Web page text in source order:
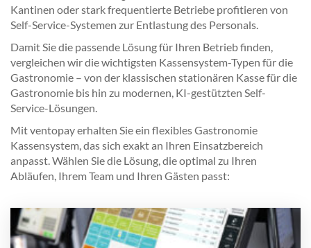
Kantinen oder stark frequentierte Betriebe profitieren von
Self-Service-Systemen zur Entlastung des Personals.
Damit Sie die passende Lösung für Ihren Betrieb finden,
vergleichen wir die wichtigsten Kassensystem-Typen für die
Gastronomie – von der klassischen stationären Kasse für die
Gastronomie bis hin zu modernen, KI-gestützten Self-
Service-Lösungen.
Mit ventopay erhalten Sie ein flexibles Gastronomie
Kassensystem, das sich exakt an Ihren Einsatzbereich
anpasst. Wählen Sie die Lösung, die optimal zu Ihren
Abläufen, Ihrem Team und Ihren Gästen passt: